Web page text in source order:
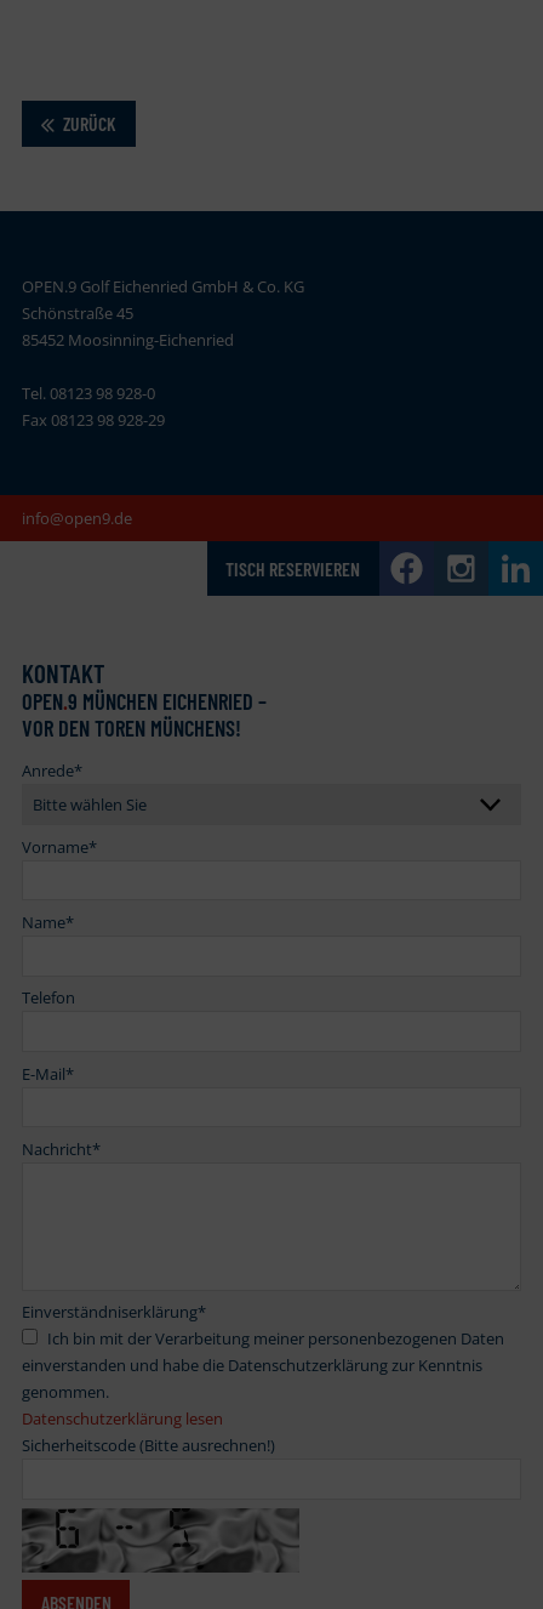
ZURÜCK
OPEN.9 Golf Eichenried GmbH & Co. KG
Schönstraße 45
85452 Moosinning-Eichenried
Tel. 08123 98 928-0
Fax 08123 98 928-29
info@open9.de
TISCH RESERVIEREN
KONTAKT
OPEN.9 MÜNCHEN EICHENRIED –
VOR DEN TOREN MÜNCHENS!
Anrede*
Vorname*
Name*
Telefon
E-Mail*
Nachricht*
Einverständniserklärung*
einverstanden und habe die Datenschutzerklärung zur Kenntnis
genommen.
Datenschutzerklärung lesen
Sicherheitscode (Bitte ausrechnen!)